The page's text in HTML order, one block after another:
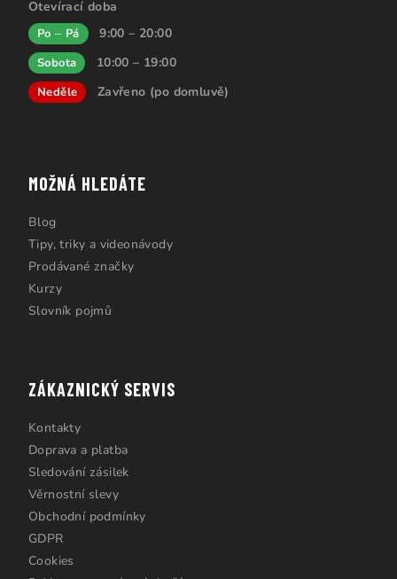
Otevírací doba
Po – Pá 9:00 – 20:00
Sobota 10:00 – 19:00
Neděle Zavřeno (po domluvě)
MOŽNÁ HLEDÁTE
Blog
Tipy, triky a videonávody
Prodávané značky
Kurzy
Slovník pojmů
ZÁKAZNICKÝ SERVIS
Kontakty
Doprava a platba
Sledování zásilek
Věrnostní slevy
Obchodní podmínky
GDPR
Cookies